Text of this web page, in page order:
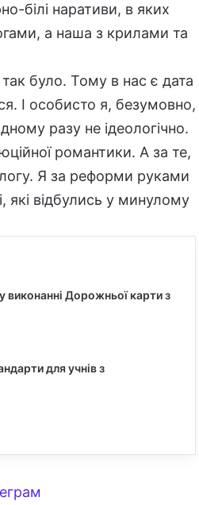
білі наративи, в яких
а наша з крилами та
було. Тому в нас є дата
І особисто я, безумовно,
разу не ідеологічно.
романтики. А за те,
Я за реформи руками
які відбулись у минулому
виконанні Дорожньої карти з
для учнів з